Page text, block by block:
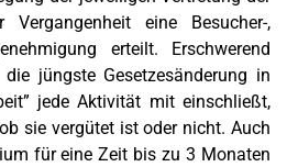
eine Besucher-,
erteilt. Erschwerend
jüngste Gesetzesänderung in
jede Aktivität mit einschließt,
sie vergütet ist oder nicht. Auch
für eine Zeit bis zu 3 Monaten